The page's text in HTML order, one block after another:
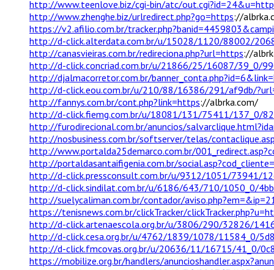
http://www.teenlove.biz/cgi-bin/atc/
http://www.zhenghe.biz/urlredirect.php?go=https://
https://v2.afilio.com.br/
http://d-click.alterdata.com.br/u/15028/1120/88002/
http://canasvieiras.com.br/redireciona.php?url=https://
http://d-click.concriad.com.br/u/21866/25/16087/39_0/
http://djalmacorretor.com.br/
http://d-click.eou.com.br/u/210/88/16386/291/af9db/
http://fannys.com.br/cont.php?link=https://albrka.com/
http://d-click.fiemg.com.br/u/18081/131/75411/137_0/
http://furodirecional.com.br/anuncios/
http://nosbusiness.com.br/softserver/telas/
http://www.portalda25demarco.com.br/
http://portaldasantaifigenia.com.br/
http://d-click.pressconsult.com.br/u/9312/1051/73941/
http://d-click.sindilat.com.br/u/6186/643/710/1050_0/
http://suelycaliman.com.br/contador/
https://tenisnews.com.br/clickTracker/
http://d-click.artenaescola.org.br/u/3806/290/32826/
http://d-click.cesa.org.br/u/4762/1839/1078/11584_0/
http://d-click.fmcovas.org.br/u/20636/11/16715/41_0/
https://mobilize.org.br/handlers/